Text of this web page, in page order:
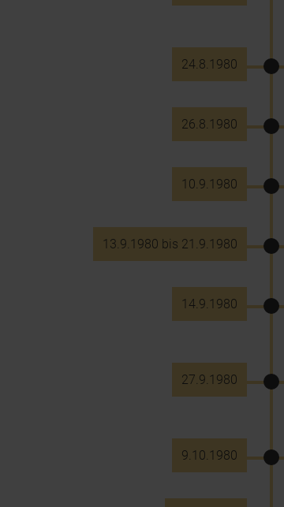
24.8.1980
26.8.1980
10.9.1980
13.9.1980 bis 21.9.1980
14.9.1980
27.9.1980
9.10.1980